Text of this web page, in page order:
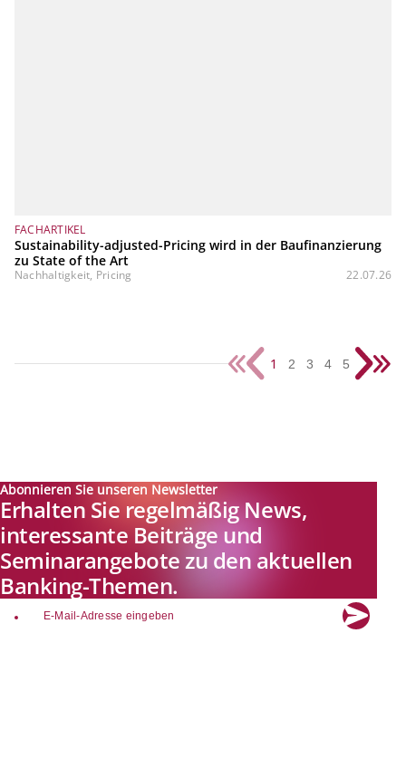
FACHARTIKEL
Sustainability-adjusted-Pricing wird in der Baufinanzierung
zu State of the Art
Nachhaltigkeit, Pricing 22.07.26
1 2 3 4 5
Abonnieren Sie unseren Newsletter
Erhalten Sie regelmäßig News,
interessante Beiträge und
Seminarangebote zu den aktuellen
Banking-Themen.
email